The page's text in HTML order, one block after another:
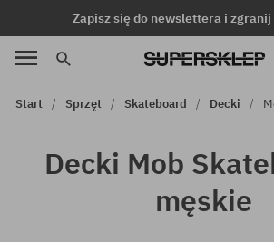
Zapisz się do newslettera i
Start Sprzęt Skateboard Decki
Decki Mob
męskie